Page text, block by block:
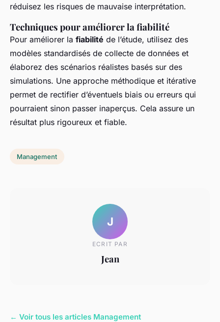
réduisez les risques de mauvaise interprétation.
Techniques pour améliorer la fiabilité
Pour améliorer la fiabilité de l’étude, utilisez des
modèles standardisés de collecte de données et
élaborez des scénarios réalistes basés sur des
simulations. Une approche méthodique et itérative
permet de rectifier d’éventuels biais ou erreurs qui
pourraient sinon passer inaperçus. Cela assure un
résultat plus rigoureux et fiable.
Management
J
ECRIT PAR
Jean
← Voir tous les articles Management